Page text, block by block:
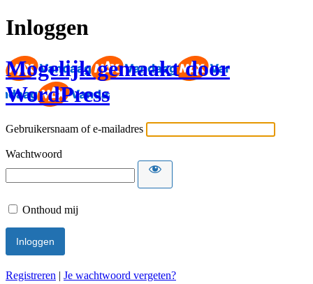
Inloggen
Mogelijk gemaakt door
WordPress
Gebruikersnaam of e-mailadres
Wachtwoord
Onthoud mij
Registreren | Je wachtwoord vergeten?